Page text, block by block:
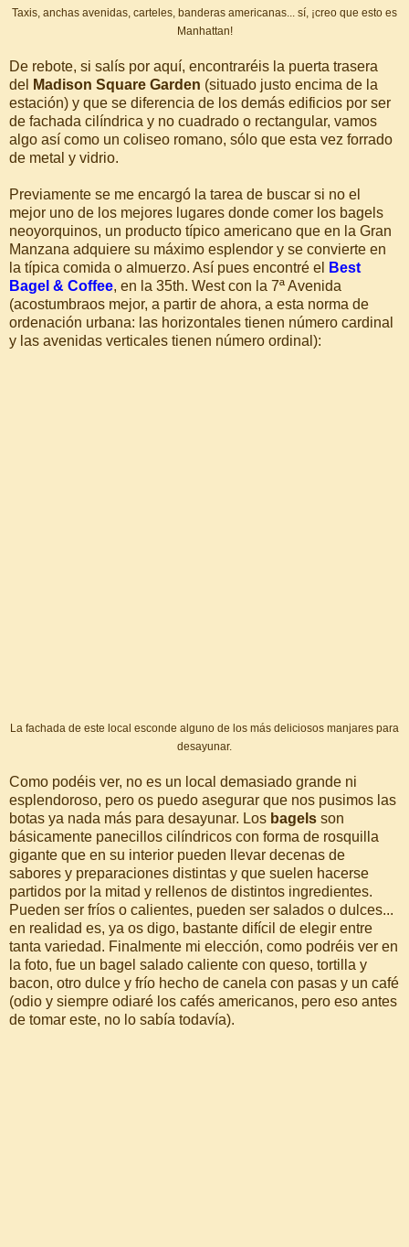
Taxis, anchas avenidas, carteles, banderas americanas... sí, ¡creo que esto es
Manhattan!
De rebote, si salís por aquí, encontraréis la puerta trasera
del
Madison Square Garden (situado justo encima de la
estación) y que se diferencia de los demás edificios por ser
de fachada cilíndrica y no cuadrado o rectangular, vamos
algo así como un coliseo romano, sólo que esta vez forrado
de metal y vidrio.
Previamente se me encargó la tarea de buscar si no el
mejor uno de los mejores lugares donde comer los bagels
neoyorquinos, un producto típico americano que en la Gran
Manzana adquiere su máximo esplendor y se convierte en
la típica comida o almuerzo. Así pues encontré el
Best
Bagel & Coffee, en la 35th. West con la 7ª Avenida
(acostumbraos mejor, a partir de ahora, a esta norma de
ordenación urbana: las horizontales tienen número cardinal
y las avenidas verticales tienen número ordinal):
La fachada de este local esconde alguno de los más deliciosos manjares para
desayunar.
Como podéis ver, no es un local demasiado grande ni
esplendoroso, pero os puedo asegurar que nos pusimos las
botas ya nada más para desayunar. Los bagels son
básicamente panecillos cilíndricos con forma de rosquilla
gigante que en su interior pueden llevar decenas de
sabores y preparaciones distintas y que suelen hacerse
partidos por la mitad y rellenos de distintos ingredientes.
Pueden ser fríos o calientes, pueden ser salados o dulces...
en realidad es, ya os digo, bastante difícil de elegir entre
tanta variedad. Finalmente mi elección, como podréis ver en
la foto, fue un bagel salado caliente con queso, tortilla y
bacon, otro dulce y frío hecho de canela con pasas y un café
(odio y siempre odiaré los cafés americanos, pero eso antes
de tomar este, no lo sabía todavía).